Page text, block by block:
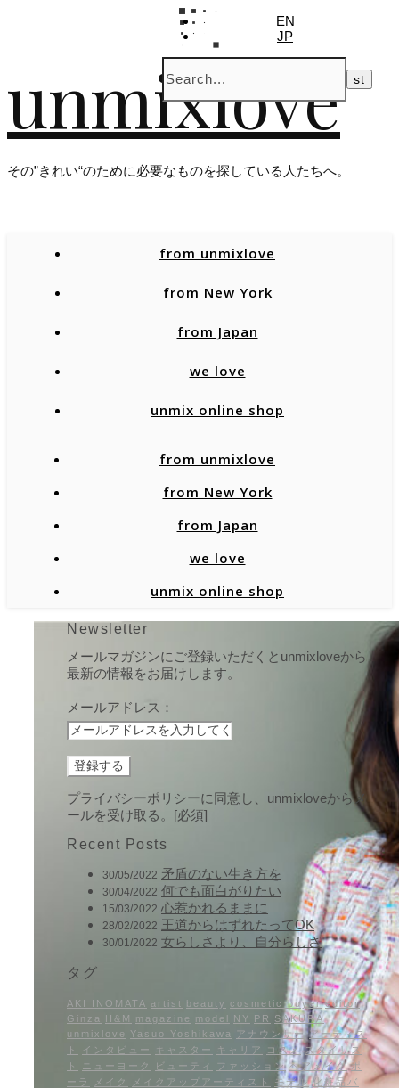
unmixlove
その”きれい“のために必要なものを探している人たちへ。
EN
JP
from unmixlove
from New York
from Japan
we love
unmix online shop
from unmixlove
from New York
from Japan
we love
unmix online shop
Newsletter
メールマガジンにご登録いただくとunmixloveから
最新の情報をお届けします。
メールアドレス：
プライバシーポリシーに同意し、unmixloveからメ
ールを受け取る。[必須]
Recent Posts
30/05/2022 矛盾のない生き方を
30/04/2022 何でも面白がりたい
15/03/2022 心惹かれるままに
28/02/2022 王道からはずれたってOK
30/01/2022 女らしさより、自分らしさ
タグ
AKI INOMATA artist beauty cosmetic buyer editor
Ginza
H&M magazine model NY PR
SAKURA
unmixlove
Yasuo Yoshikawa アナウンサー アーティス
ト
インタビュー キャスター キャリア コスメ スタイリス
ト
ニューヨーク ビューティ ファッション ヘアメイク ポ
ーラ
メイク メイクアップアーティスト モデル 化粧品バ